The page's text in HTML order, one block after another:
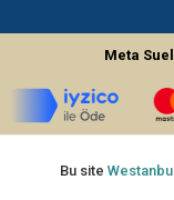
Meta
Bu site